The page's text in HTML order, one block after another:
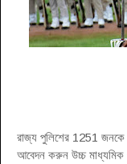
রাজ্য পুলিশের 1251 জনকে
আবেদন করুন উচ্চ